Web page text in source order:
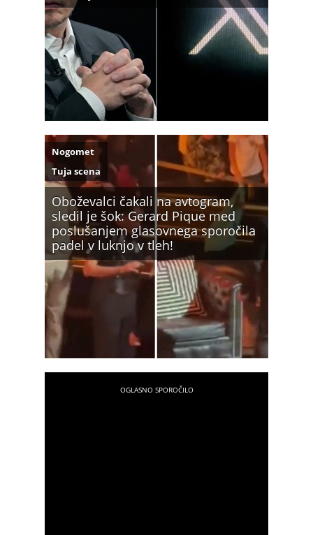
Oboževalci čakali na avtogram,
sledil je šok: Gerard Pique med
poslušanjem glasovnega sporočila
padel v luknjo v tleh!
Nogomet
Tuja scena